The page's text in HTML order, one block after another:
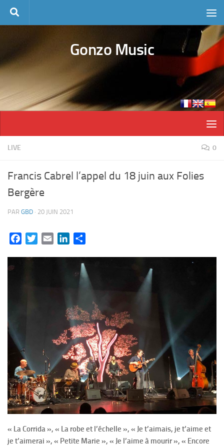
Skip to content
Gonzo Music
LIVE 0
Francis Cabrel l’appel du 18 juin aux Folies
Bergère
PAR GBD · 20 JUIN 2021
FacebookTwitterEmail LinkedIn
« La Corrida », « La robe et l’échelle », « Je t’aimais, je t’aime et
je t’aimerai », « Petite Marie », « Je l’aime à mourir », « Encore